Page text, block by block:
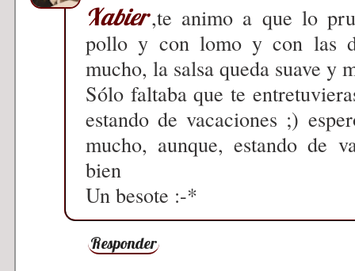
Xabier,te animo a que lo
pollo y con lomo y con las
mucho, la salsa queda suave y
Sólo faltaba que te
estando de vacaciones ;)
mucho, aunque, estando de
bien
Un besote :-*
Responder